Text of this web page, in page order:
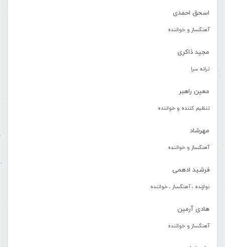
اسحق احمدی
آهنگساز و خواننده
مجید ذاکری
ترانه سرا
معین راهبر
تنظیم کننده و خواننده
مهرشاد
آهنگساز و خواننده
فرشید ادهمی
نوازنده ، آهنگساز ، خواننده
هادی آرمین
آهنگساز و خواننده